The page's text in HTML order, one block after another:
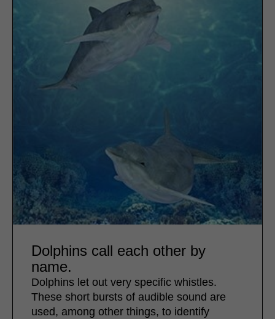
Dolphins call each other by
name.
Dolphins let out very specific whistles.
These short bursts of audible sound are
used, among other things, to identify